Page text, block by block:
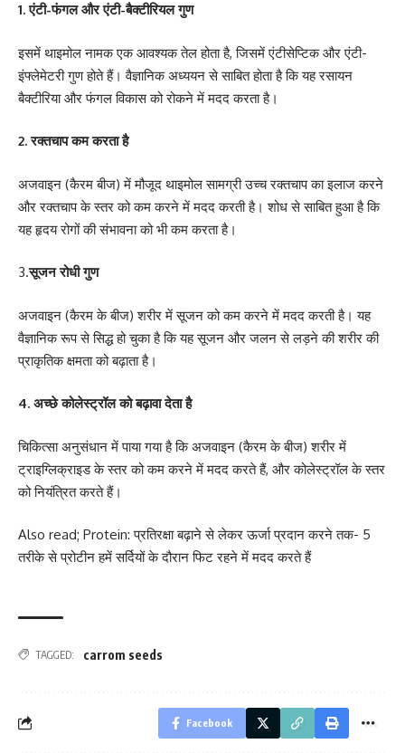
1. एंटी-फंगल और एंटी-बैक्टीरियल गुण
इसमें थाइमोल नामक एक आवश्यक तेल होता है, जिसमें एंटीसेप्टिक और एंटी-
इंफ्लेमेटरी गुण होते हैं। वैज्ञानिक अध्ययन से साबित होता है कि यह रसायन
बैक्टीरिया और फंगल विकास को रोकने में मदद करता है।
2. रक्तचाप कम करता है
अजवाइन (कैरम बीज) में मौजूद थाइमोल सामग्री उच्च रक्तचाप का इलाज करने
और रक्तचाप के स्तर को कम करने में मदद करती है। शोध से साबित हुआ है कि
यह हृदय रोगों की संभावना को भी कम करता है।
3.सूजन रोधी गुण
अजवाइन (कैरम के बीज) शरीर में सूजन को कम करने में मदद करती है। यह
वैज्ञानिक रूप से सिद्ध हो चुका है कि यह सूजन और जलन से लड़ने की शरीर की
प्राकृतिक क्षमता को बढ़ाता है।
4. अच्छे कोलेस्ट्रॉल को बढ़ावा देता है
चिकित्सा अनुसंधान में पाया गया है कि अजवाइन (कैरम के बीज) शरीर में
ट्राइग्लिक्राइड के स्तर को कम करने में मदद करते हैं, और कोलेस्ट्रॉल के स्तर
को नियंत्रित करते हैं।
Also read; Protein: प्रतिरक्षा बढ़ाने से लेकर ऊर्जा प्रदान करने तक- 5
तरीके से प्रोटीन हमें सर्दियों के दौरान फिट रहने में मदद करते हैं
TAGGED: carrom seeds
Facebook